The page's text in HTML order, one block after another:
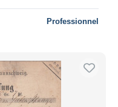
Professionnel